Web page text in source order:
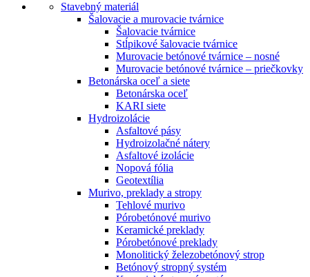
Stavebný materiál
Šalovacie a murovacie tvárnice
Šalovacie tvárnice
Stĺpikové šalovacie tvárnice
Murovacie betónové tvárnice – nosné
Murovacie betónové tvárnice – priečkovky
Betonárska oceľ a siete
Betonárska oceľ
KARI siete
Hydroizolácie
Asfaltové pásy
Hydroizolačné nátery
Asfaltové izolácie
Nopová fólia
Geotextília
Murivo, preklady a stropy
Tehlové murivo
Pórobetónové murivo
Keramické preklady
Pórobetónové preklady
Monolitický železobetónový strop
Betónový stropný systém